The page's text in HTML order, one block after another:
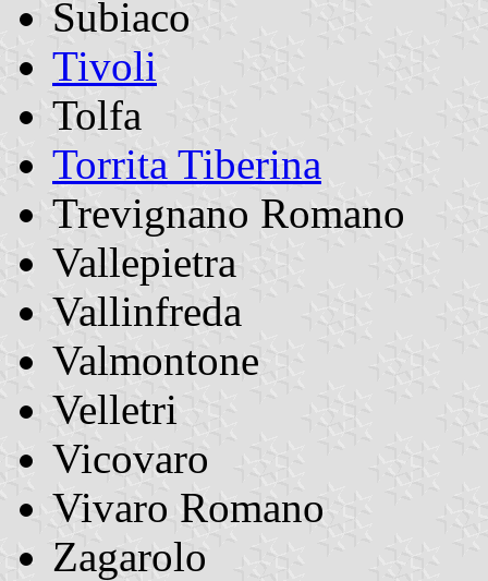
Subiaco
Tivoli
Tolfa
Torrita Tiberina
Trevignano Romano
Vallepietra
Vallinfreda
Valmontone
Velletri
Vicovaro
Vivaro Romano
Zagarolo